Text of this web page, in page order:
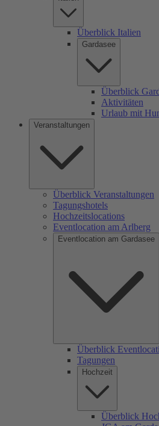
Überblick Italien
Gardasee
Überblick
Aktivitäten
Urlaub mit
Veranstaltungen
Überblick Veranstaltungen
Tagungshotels
Hochzeitslocations
Eventlocation am Arlberg
Eventlocation am Gardasee
Überblick
Tagungen
Hochzeit
Überblick